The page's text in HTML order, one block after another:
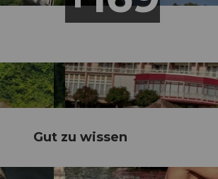
Gut zu wissen